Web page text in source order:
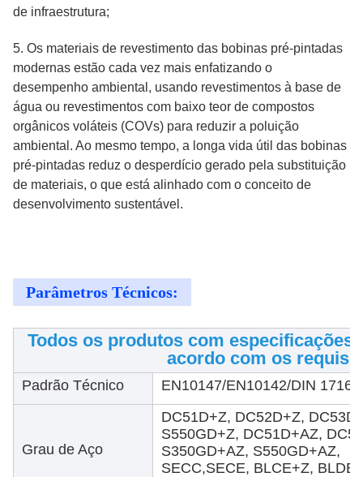
de infraestrutura;
5. Os materiais de revestimento das bobinas pré-pintadas
modernas estão cada vez mais enfatizando o
desempenho ambiental, usando revestimentos à base de
água ou revestimentos com baixo teor de compostos
orgânicos voláteis (COVs) para reduzir a poluição
ambiental. Ao mesmo tempo, a longa vida útil das bobinas
pré-pintadas reduz o desperdício gerado pela substituição
de materiais, o que está alinhado com o conceito de
desenvolvimento sustentável.
Parâmetros Técnicos:
Todos os produtos com especificações
acordo com os
Padrão Técnico EN10147/EN10142/DIN
Grau de Aço
DC51D+Z, DC52D+Z,
S550GD+Z, DC51D+AZ,
S350GD+AZ, S550GD+AZ,
SECC,SECE, BLCE+Z,